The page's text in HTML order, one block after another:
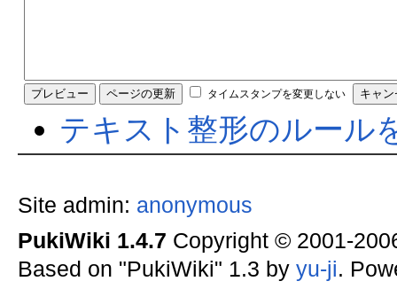
タイムスタンプを変更しない
テキスト整形のルール
Site admin: anonymous
PukiWiki 1.4.7 Copyright © 2001-
Based on "PukiWiki" 1.3 by yu-ji.